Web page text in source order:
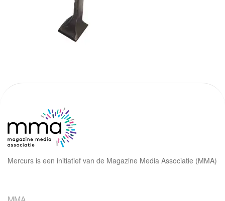
Mercurs is een initiatief van de Magazine Media Associatie (MMA)